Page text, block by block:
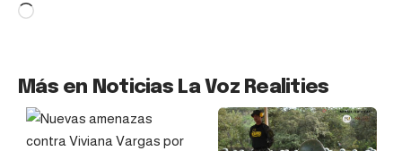
Más en Noticias La Voz Realities